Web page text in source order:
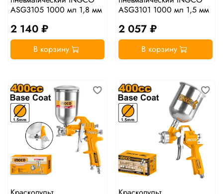
ASG3105 1000 мл 1,8 мм
2 140 ₽
В корзину
ASG3101 1000 мл 1,5 мм
2 057 ₽
В корзину